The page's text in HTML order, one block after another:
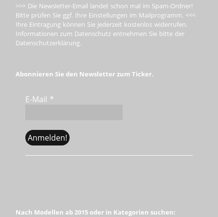
>>> Die Newsletter-Email landet schon mal im Spam-Ordner!
Bitte prüfen Sie ggf. Ihre Einstellungen im Mailprogramm. <<<
Ihre Eintragung können Sie jederzeit kostenlos widerrufen.
Informationen zum Datenschutz entnehmen Sie bitte der
Datenschutzerklärung.
Abonnieren Sie den Newsletter zum Ticker.
E-Mail *
Nach Modellen ab 2015 oder in Kategorien suchen: